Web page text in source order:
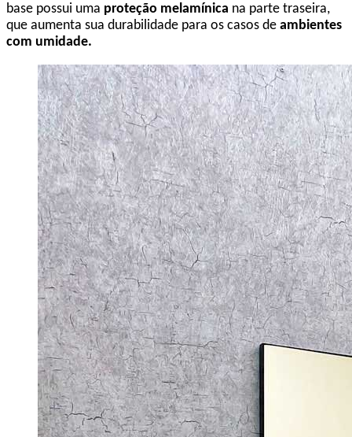
base possui uma proteção melamínica na parte traseira,
que aumenta sua durabilidade para os casos de ambientes
com umidade.